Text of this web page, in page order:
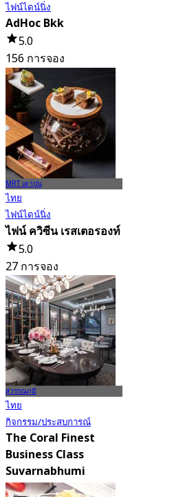
ไฟน์ไดน์นิ่ง
AdHoc Bkk
5.0
156 การจอง
จาก฿ 4,591
MRT เตาปูน
ไทย
ไฟน์ไดน์นิ่ง
ไฟน์ ควิซีน เรสเตอรองท์
5.0
27 การจอง
จาก฿ 3,349
สุวรรณภูมิ
ไทย
กิจกรรม/ประสบการณ์
The Coral Finest
Business Class
Suvarnabhumi
(International)